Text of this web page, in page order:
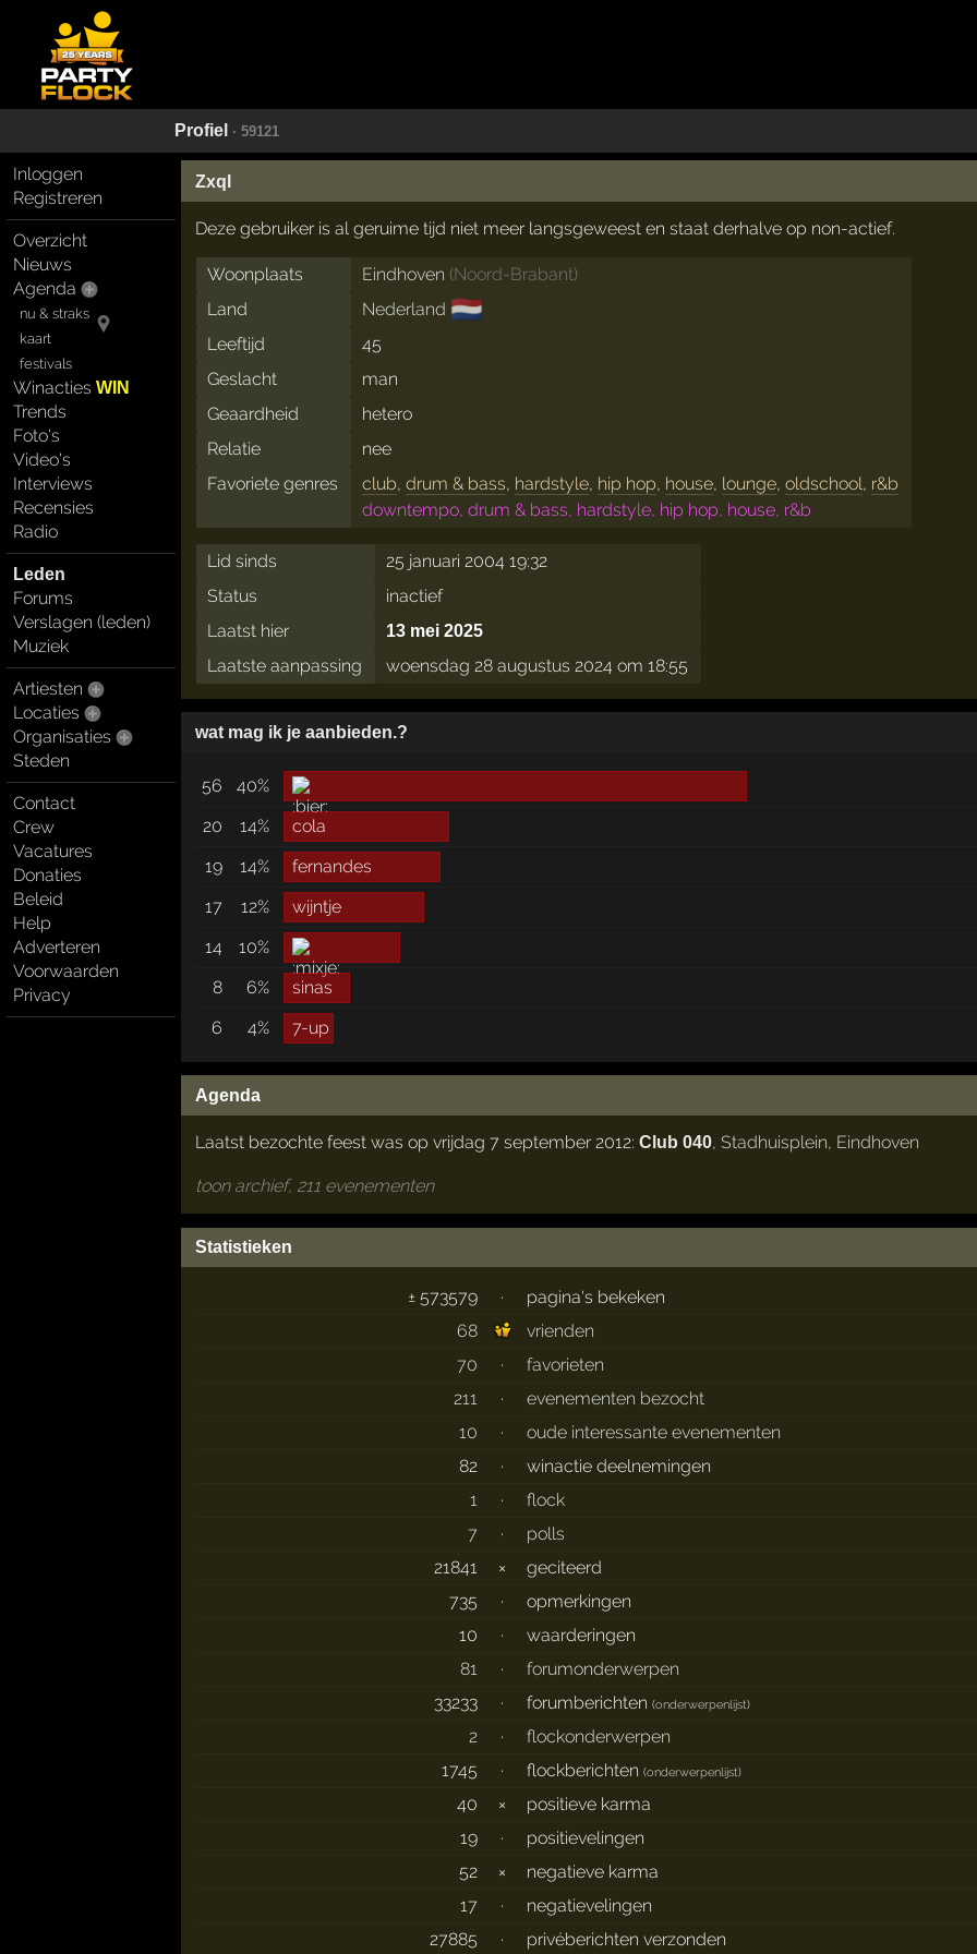
Profiel · 59121
Inloggen
Registreren
Overzicht
Nieuws
Agenda
nu & straks
kaart
festivals
WinactiesWIN
Trends
Foto's
Video's
Interviews
Recensies
Radio
Leden
Forums
Verslagen (leden)
Muziek
Artiesten
Locaties
Organisaties
Steden
Contact
Crew
Vacatures
Donaties
Beleid
Help
Adverteren
Voorwaarden
Privacy
Zxql
Deze gebruiker is al geruime tijd niet meer langsgeweest en staat derhalve op non-actief.
Woonplaats Eindhoven (Noord-Brabant)
Land
Nederland 🇳🇱
Leeftijd
45
Geslacht
man
Geaardheid
hetero
Relatie
nee
Favoriete genres
club,drum & bass, hardstyle, hip hop, house, lounge,oldschool, r&b
downtempo, drum & bass, hardstyle, hip hop, house, r&b
Lid sinds
25 januari 2004 19:32
Status
inactief
Laatst hier
13 mei 2025
Laatste aanpassing woensdag 28 augustus 2024 om 18:55
wat mag ik je aanbieden.?
56
40%
20
14%
cola
19
14%
fernandes
17
12%
wijntje
14
10%
8
6%
sinas
6
4% 7-up
Agenda
Laatst bezochte feest was op vrijdag 7 september 2012: Club 040, Stadhuisplein, Eindhoven
toon archief, 211 evenementen
Statistieken
± 573579 ·
pagina's bekeken
68
vrienden
70
·
favorieten
211
·
evenementen bezocht
10
·
oude interessante evenementen
82
·
winactie deelnemingen
1
·
flock
7
·
polls
21841
×
geciteerd
735
·
opmerkingen
10
·
waarderingen
81
·
forumonderwerpen
33233
· forumberichten(onderwerpenlijst)
2 ·
flockonderwerpen
1745
· flockberichten(onderwerpenlijst)
40 ×
positieve karma
19
·
positievelingen
52
×
negatieve karma
17
·
negatievelingen
27885
· privéberichten verzonden